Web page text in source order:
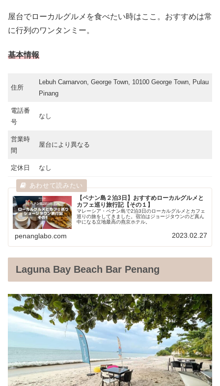
屋台でローカルグルメを食べたい時はここ。おすすめは常
に行列のワンタンミー。
基本情報
住所
Lebuh Carnarvon, George Town, 10100 George Town, Pulau
Pinang
電話番
号
なし
営業時
間
屋台により異なる
定休日 なし
【ペナン島２泊3日】おすすめローカルグルメと
カフェ巡り旅行記【その１】
マレーシア・ペナン島で2泊3日のローカルグルメとカフェ
巡りの旅をしてきました。宿泊はジョージタウンのど真ん
中になる立地最高の燕京ホテル。
penanglabo.com 2023.02.27
Laguna Bay Beach Bar Penang